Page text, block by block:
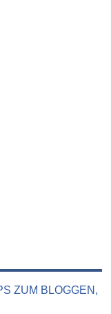
ZUM BLOGGEN,